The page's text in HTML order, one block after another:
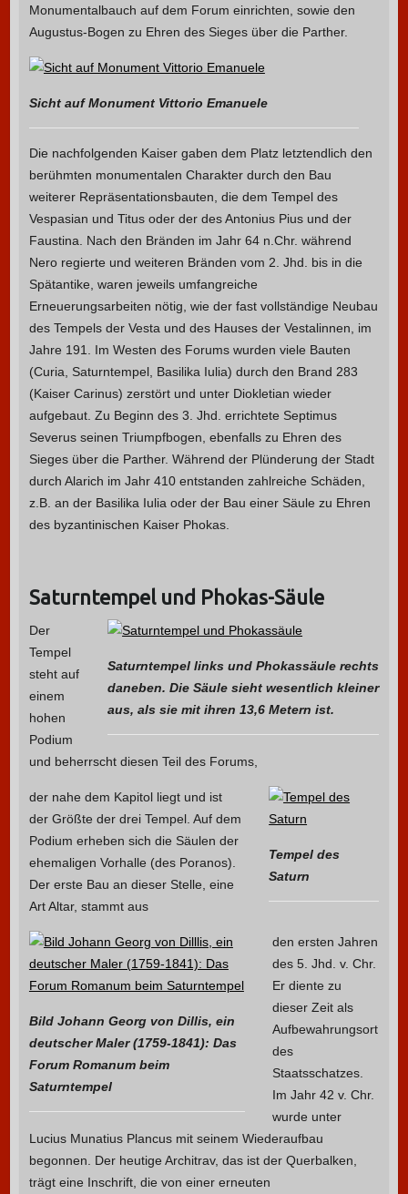
Monumentalbauch auf dem Forum einrichten, sowie den
Augustus-Bogen zu Ehren des Sieges über die Parther.
Sicht auf Monument Vittorio Emanuele
Die nachfolgenden Kaiser gaben dem Platz letztendlich den
berühmten monumentalen Charakter durch den Bau
weiterer Repräsentationsbauten, die dem Tempel des
Vespasian und Titus oder der des Antonius Pius und der
Faustina. Nach den Bränden im Jahr 64 n.Chr. während
Nero regierte und weiteren Bränden vom 2. Jhd. bis in die
Spätantike, waren jeweils umfangreiche
Erneuerungsarbeiten nötig, wie der fast vollständige Neubau
des Tempels der Vesta und des Hauses der Vestalinnen, im
Jahre 191. Im Westen des Forums wurden viele Bauten
(Curia, Saturntempel, Basilika Iulia) durch den Brand 283
(Kaiser Carinus) zerstört und unter Diokletian wieder
aufgebaut. Zu Beginn des 3. Jhd. errichtete Septimus
Severus seinen Triumpfbogen, ebenfalls zu Ehren des
Sieges über die Parther. Während der Plünderung der Stadt
durch Alarich im Jahr 410 entstanden zahlreiche Schäden,
z.B. an der Basilika Iulia oder der Bau einer Säule zu Ehren
des byzantinischen Kaiser Phokas.
Saturntempel und Phokas-Säule
Saturntempel links und Phokassäule rechts
daneben. Die Säule sieht wesentlich kleiner
aus, als sie mit ihren 13,6 Metern ist.
Der
Tempel
steht auf
einem
hohen
Podium
und beherrscht diesen Teil des Forums,
Tempel des
Saturn
der nahe dem Kapitol liegt und ist
der Größte der drei Tempel. Auf dem
Podium erheben sich die Säulen der
ehemaligen Vorhalle (des Poranos).
Der erste Bau an dieser Stelle, eine
Art Altar, stammt aus
Bild Johann Georg von Dillis, ein
deutscher Maler (1759-1841): Das
Forum Romanum beim
Saturntempel
den ersten Jahren
des 5. Jhd. v. Chr.
Er diente zu
dieser Zeit als
Aufbewahrungsort
des
Staatsschatzes.
Im Jahr 42 v. Chr.
wurde unter
Lucius Munatius Plancus mit seinem Wiederaufbau
begonnen. Der heutige Architrav, das ist der Querbalken,
trägt eine Inschrift, die von einer erneuten